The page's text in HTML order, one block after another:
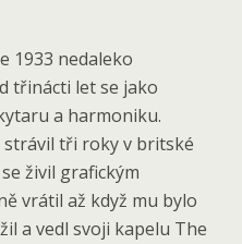
1933 nedaleko
třinácti let se jako
a harmoniku.
strávil tři roky v britské
živil grafickým
vrátil až když mu bylo
a vedl svoji kapelu The